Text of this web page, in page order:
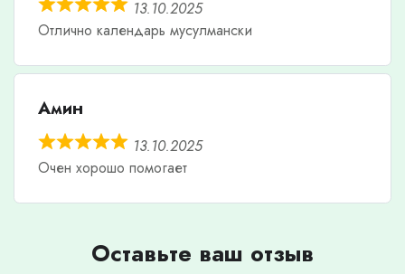
13.10.2025
Отлично календарь мусулмански
Амин
13.10.2025
Очен хорошо помогает
Оставьте ваш отзыв